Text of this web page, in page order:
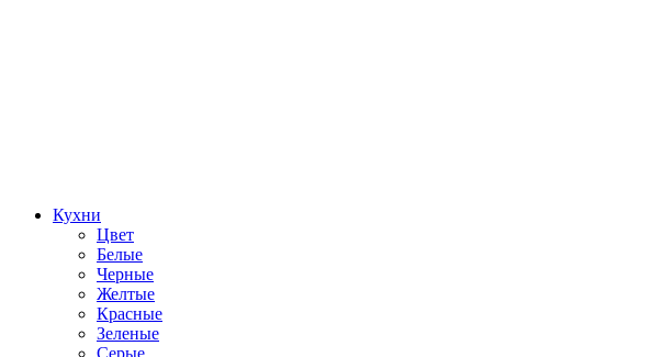
Кухни
Цвет
Белые
Черные
Желтые
Красные
Зеленые
Серые